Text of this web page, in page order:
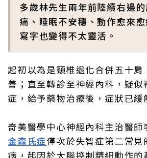
多歲林先生兩年前陸續右邊
痛、睡眠不安穩、動作愈來
寫字也變得不太靈活。
起初以為是頸椎退化合併五十肩
善；直至轉診至神經內科，疑似
症，給予藥物治療後，症狀已緩
奇美醫學中心神經內科主治醫師
金森氏症僅次於失智症第二常見
病，起因於大腦控制精細動作的